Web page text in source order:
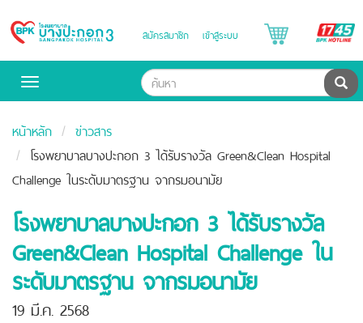
Bangpakok
สมัครสมาชิก เข้าสู่ระบบ
Toggle
ค้น
หน้าหลัก
ข่าวสาร
โรงพยาบาลบางปะกอก 3 ได้รับรางวัล Green&Clean Hospital
Challenge ในระดับมาตรฐาน จากรมอนามัย
โรงพยาบาลบางปะกอก 3 ได้รับรางวัล
Green&Clean Hospital Challenge ใน
ระดับมาตรฐาน จากรมอนามัย
19 มี.ค. 2568